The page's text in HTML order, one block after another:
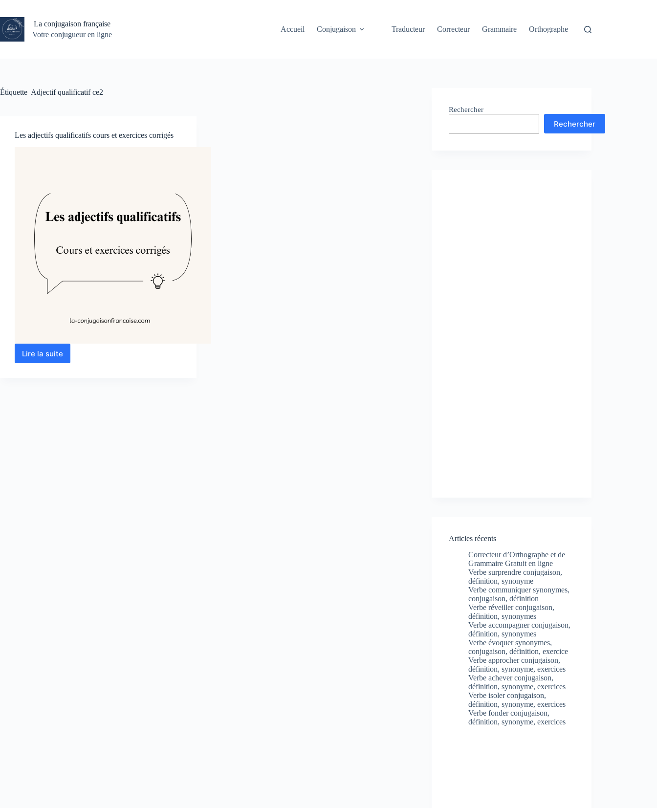
contenu
La conjugaison française
Votre conjugueur en ligne
Accueil Conjugaison Traducteur Correcteur Grammaire Orthographe
Étiquette Adjectif qualificatif ce2
Les adjectifs qualificatifs cours et exercices corrigés
Lire la suite
Les
Rechercher
Rechercher
Articles récents
Correcteur d’Orthographe et de
Grammaire Gratuit en ligne
Verbe surprendre conjugaison,
définition, synonyme
Verbe communiquer synonymes,
conjugaison, définition
Verbe réveiller conjugaison,
définition, synonymes
Verbe accompagner conjugaison,
définition, synonymes
Verbe évoquer synonymes,
conjugaison, définition, exercice
Verbe approcher conjugaison,
définition, synonyme, exercices
Verbe achever conjugaison,
définition, synonyme, exercices
Verbe isoler conjugaison,
définition, synonyme, exercices
Verbe fonder conjugaison,
définition, synonyme, exercices